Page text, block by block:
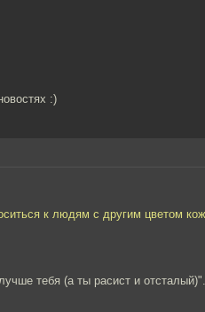
:)
к людям с другим цветом
тебя (а ты расист и отсталый)".